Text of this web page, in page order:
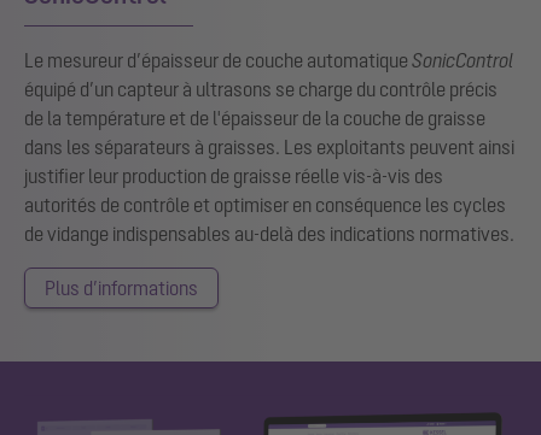
Le mesureur d’épaisseur de couche automatique SonicControl
équipé d’un capteur à ultrasons se charge du contrôle précis
de la température et de l'épaisseur de la couche de graisse
dans les séparateurs à graisses. Les exploitants peuvent ainsi
justifier leur production de graisse réelle vis-à-vis des
autorités de contrôle et optimiser en conséquence les cycles
de vidange indispensables au-delà des indications normatives.
Plus d’informations